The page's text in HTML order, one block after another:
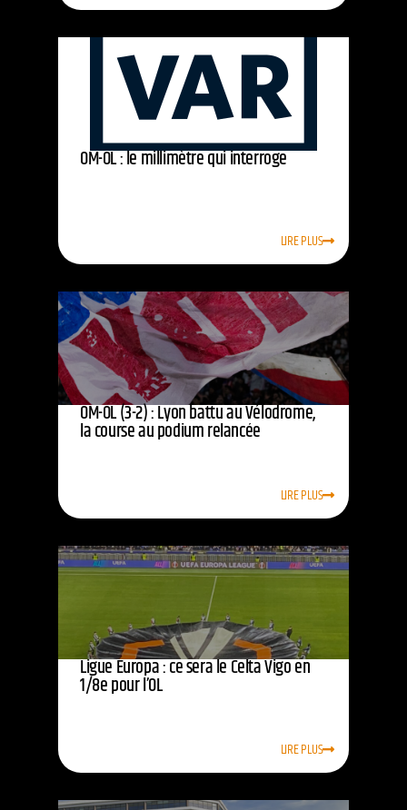
OM-OL : le millimètre qui interroge
LIRE PLUS
OM-OL (3-2) : Lyon battu au Vélodrome,
la course au podium relancée
LIRE PLUS
Ligue Europa : ce sera le Celta Vigo en
1/8e pour l’OL
LIRE PLUS